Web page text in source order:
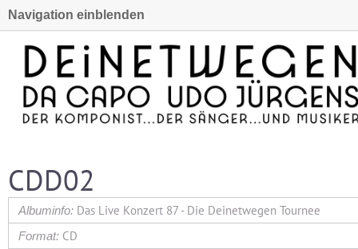
Navigation einblenden
CDD02
Das Live Konzert 87 - Die Deinetwegen Tournee
CD